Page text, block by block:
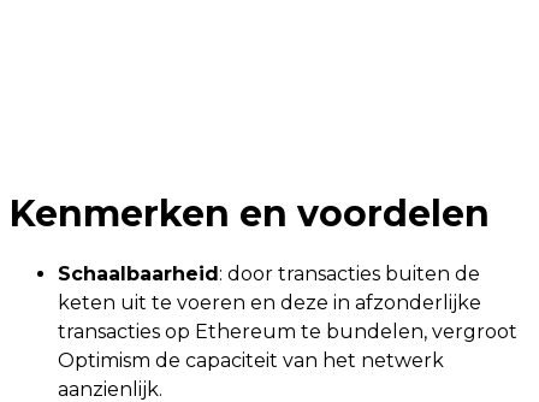
Kenmerken en voordelen
Schaalbaarheid: door transacties buiten de
keten uit te voeren en deze in afzonderlijke
transacties op Ethereum te bundelen, vergroot
Optimism de capaciteit van het netwerk
aanzienlijk.